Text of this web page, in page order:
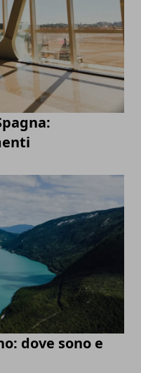
dove sono e